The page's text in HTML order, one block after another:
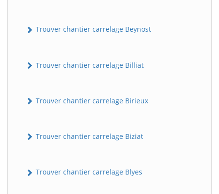
Trouver chantier carrelage Beynost
Trouver chantier carrelage Billiat
Trouver chantier carrelage Birieux
Trouver chantier carrelage Biziat
Trouver chantier carrelage Blyes